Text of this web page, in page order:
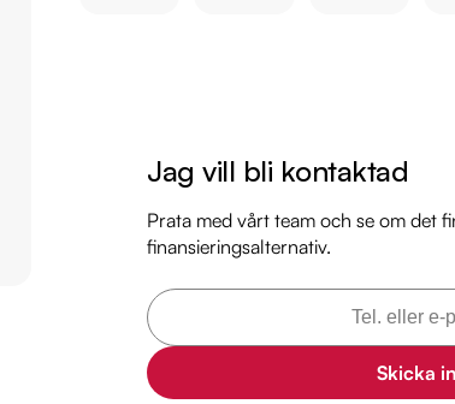
Vid blandad körning är förbrukning endast
Besiktigad till och med 2026-07-31
Möjlighet till 12-60 månaders garanti
Senast servad:
2024-11-13 - 13729 mil
Jag vill bli kontaktad
Prata med vårt team och se om det
finansieringsalternativ.
Skicka in